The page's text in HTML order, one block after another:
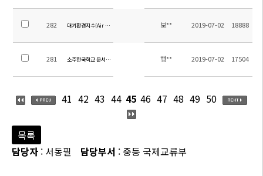
282 대기환경지수(Air Quality Index: AQI)에 따른 대응 지침
보** 2019-07-02 18888
281 소주한국학교 문서고내 보유기록물 현황 공개행** 2019-07-02 17504
41 42 43 44 45 46 47 48 49 50
목록
담당자 : 서동필 담당부서 : 중등 국제교류부